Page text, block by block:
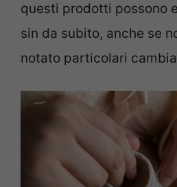
questi prodotti possono
sin da subito, anche se
notato particolari